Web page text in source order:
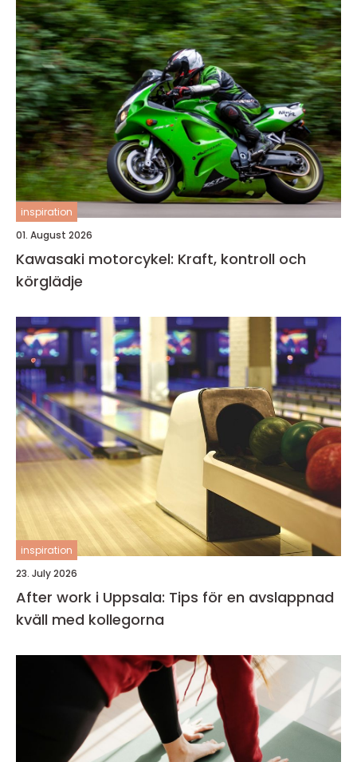
inspiration
01. August 2026
Kawasaki motorcykel: Kraft, kontroll och
körglädje
inspiration
23. July 2026
After work i Uppsala: Tips för en avslappnad
kväll med kollegorna